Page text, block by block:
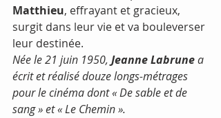
Matthieu, effrayant et gracieux,
surgit dans leur vie et va bouleverser
leur destinée.
Née le 21 juin 1950, Jeanne Labrune a
écrit et réalisé douze longs-métrages
pour le cinéma dont « De sable et de
sang » et « Le Chemin ».